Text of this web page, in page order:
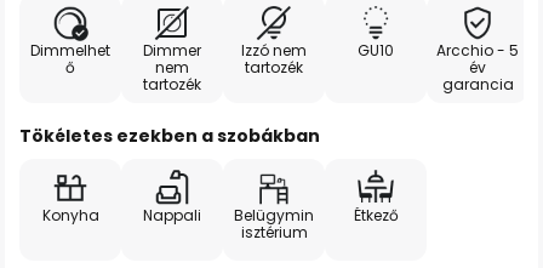
Dimmelhet
ő
Dimmer
nem
tartozék
Izzó nem
tartozék
GU10
Arcchio - 5
év
garancia
Tökéletes ezekben a szobákban
Konyha Nappali
Belügymin
isztérium
Étkező